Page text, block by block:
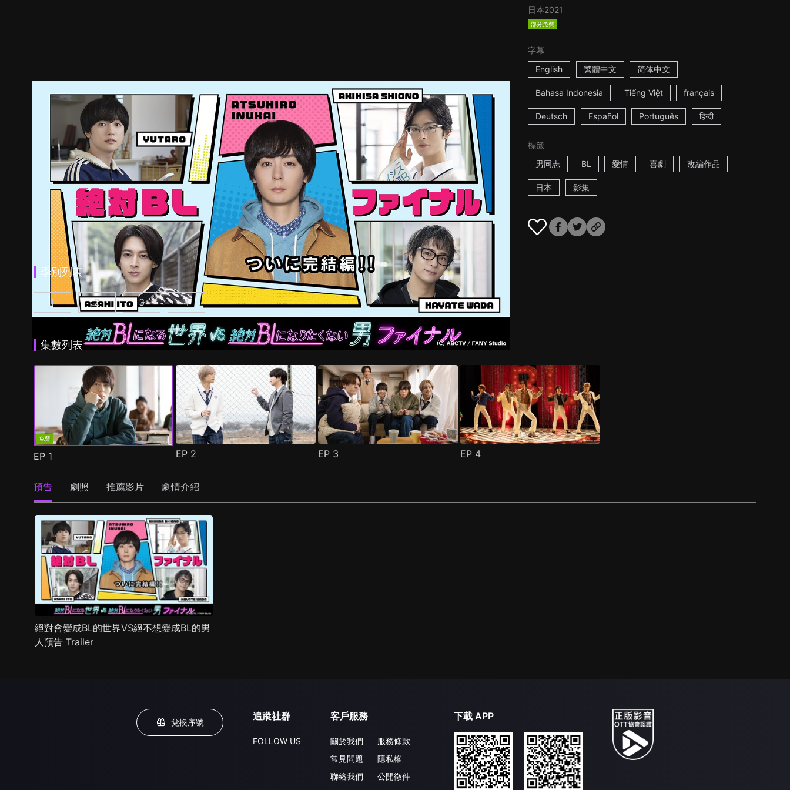
日本2021
部分免費
字幕
English
繁體中文 简体中文
Bahasa Indonesia Tiếng Việt français
Deutsch Español Português हिन्दी
標籤
男同志
BL 愛情 喜劇 改編作品
日本 影集
季別列表
絕對會變成BL的世界VS絕不想變成BL的男人 第1集()
1 絕對會變成BL的世界VS絕不想變成BL的男人2 第1集()
2 絕對會變成BL的世界VS絕不想變成BL的男人 2024 第1集()
3 絕對會變成BL的世界VS絕不想變成BL的男人 最終季 第1集()
4
集數列表
免費
EP 1 EP 2 EP 3 EP 4
預告 劇照 推薦影片 劇情介紹
絕對會變成BL的世界VS絕不想變成BL的男
人預告 Trailer
兌換序號
追蹤社群
FOLLOW US
客戶服務
關於我們
常見問題
聯絡我們
服務條款
隱私權
公開徵件
下載 APP